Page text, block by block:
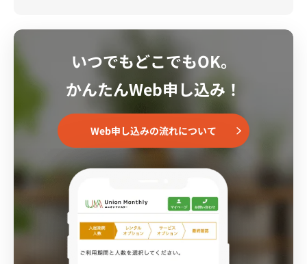
いつでもどこでもOK。
かんたんWeb申し込み！
Web申し込みの流れについて